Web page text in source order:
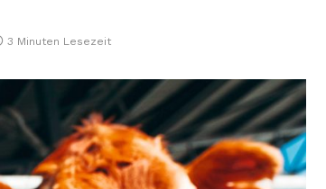
3 Minuten Lesezeit